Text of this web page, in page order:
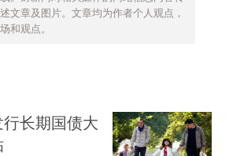
文章及图片。文章均为作者个人观点，
和观点。
长期国债大